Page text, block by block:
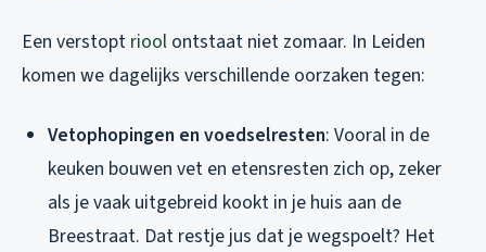
Een verstopt riool ontstaat niet zomaar. In Leiden
komen we dagelijks verschillende oorzaken tegen:
Vetophopingen en voedselresten: Vooral in de
keuken bouwen vet en etensresten zich op, zeker
als je vaak uitgebreid kookt in je huis aan de
Breestraat. Dat restje jus dat je wegspoelt? Het